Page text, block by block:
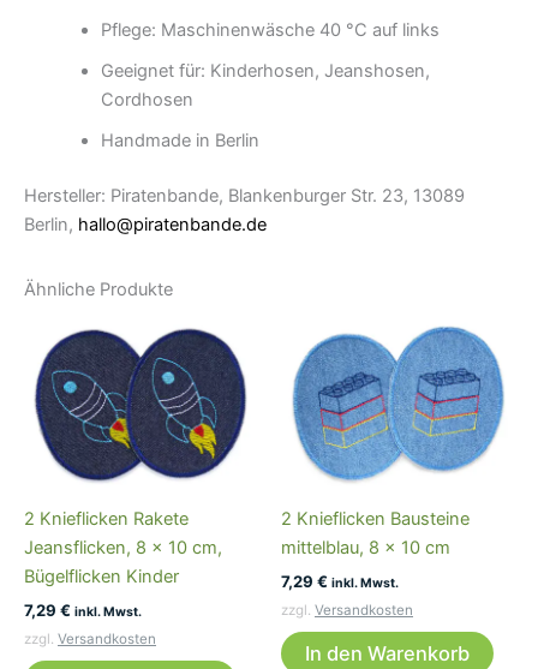
Pflege: Maschinenwäsche 40 °C auf links
Geeignet für: Kinderhosen, Jeanshosen,
Cordhosen
Handmade in Berlin
Hersteller: Piratenbande, Blankenburger Str. 23, 13089
Berlin, hallo@piratenbande.de
Ähnliche Produkte
2 Knieflicken Rakete
Jeansflicken, 8 x 10 cm,
Bügelflicken Kinder
7,29 € inkl. Mwst.
zzgl. Versandkosten
2 Knieflicken Bausteine
mittelblau, 8 x 10 cm
7,29 € inkl. Mwst.
zzgl. Versandkosten
In den Warenkorb